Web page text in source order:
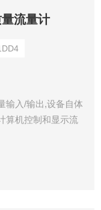
流量计
输入/输出,设备自体
算机控制和显示流